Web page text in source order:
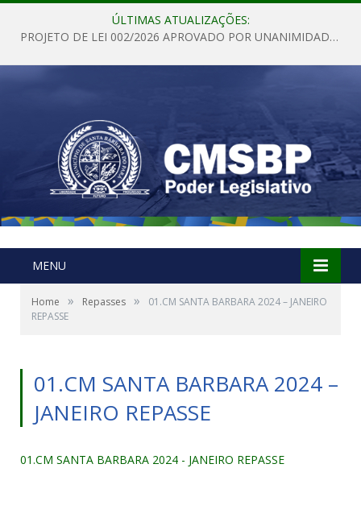
ÚLTIMAS ATUALIZAÇÕES:
PROJETO DE LEI 002/2026 APROVADO POR UNANIMIDADE EM SESSÃO ORDINÁRIA NESTA QUINTA – FEIRA 28 DE MAIO DE 2026
MENU
Home » Repasses »
01.CM SANTA BARBARA 2024 – JANEIRO
REPASSE
01.CM SANTA BARBARA 2024 –
JANEIRO REPASSE
01.CM SANTA BARBARA 2024 - JANEIRO REPASSE